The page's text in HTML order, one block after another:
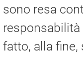
sono resa
fatto, alla fine,